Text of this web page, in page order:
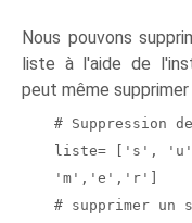
Nous pouvons
liste à l'aide de
peut même
# Suppression
liste= ['s',
'm','e','r']
# supprimer un